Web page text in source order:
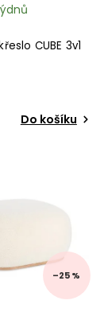
CUBE 3v1
Do košíku
–25 %